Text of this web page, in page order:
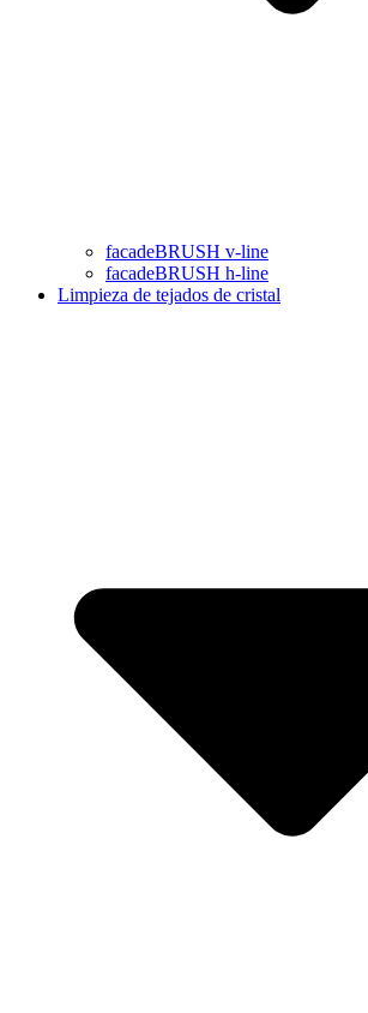
facadeBRUSH v-line
facadeBRUSH h-line
Limpieza de tejados de cristal